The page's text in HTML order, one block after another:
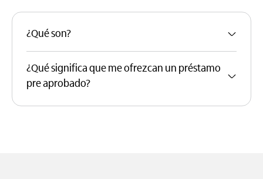
¿Qué son?
¿Qué significa que me ofrezcan un préstamo
pre aprobado?